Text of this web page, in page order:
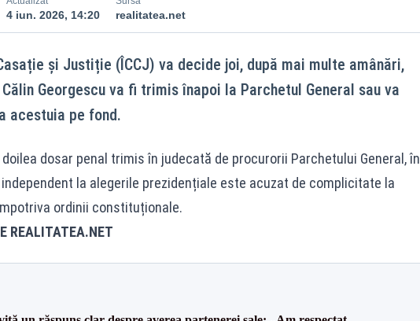
4 iun. 2026, 14:20 realitatea.net
și Justiție (ÎCCJ) va decide joi, după mai multe amânări,
Georgescu va fi trimis înapoi la Parchetul General sau va
acestuia pe fond.
dosar penal trimis în judecată de procurorii Parchetului General, în
la alegerile prezidențiale este acuzat de complicitate la
ordinii constituționale.
REALITATEA.NET